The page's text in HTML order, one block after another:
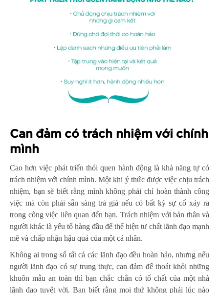
Can đảm có trách nhiệm với chính
mình
Cao hơn việc phát triển thói quen hành động là khả năng tự có
trách nhiệm với chính mình. Một khi ý thức được việc chịu trách
nhiệm, bạn sẽ biết rằng mình không phải chỉ hoàn thành công
việc mà còn phải sẵn sàng trả giá nếu có bất kỳ sự cố xảy ra
trong công việc liên quan đến bạn. Trách nhiệm với bản thân và
người khác là yếu tố hàng đầu để thể hiện tư chất lãnh đạo mạnh
mẽ và chấp nhận hậu quả của một cá nhân.
Không ai trong số tất cả các lãnh đạo đều hoàn hảo, nhưng nếu
người lãnh đạo có sự trung thực, can đảm để thoát khỏi những
khuôn mẫu an toàn thì bạn chắc chắn có tố chất của một nhà
lãnh đạo tuyệt vời. Bạn biết rằng mọi thứ không phải lúc nào